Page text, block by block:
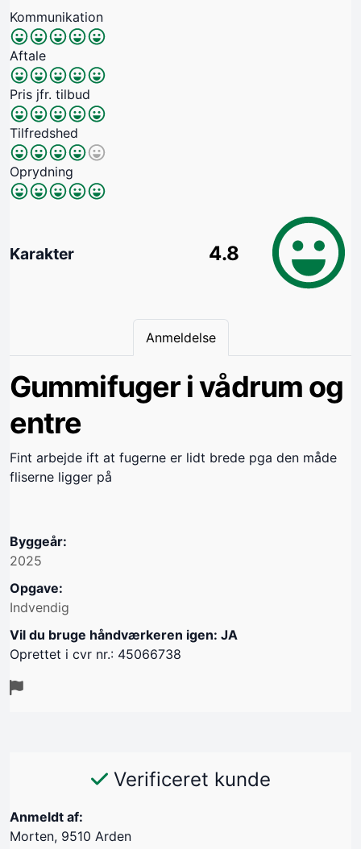
Kommunikation
Aftale
Pris jfr. tilbud
Tilfredshed
Oprydning
Karakter 4.8
Anmeldelse
Gummifuger i vådrum og
entre
Fint arbejde ift at fugerne er lidt brede pga den måde
fliserne ligger på
Byggeår:
2025
Opgave:
Indvendig
Vil du bruge håndværkeren igen: JA
Oprettet i cvr nr.: 45066738
Verificeret kunde
Anmeldt af:
Morten, 9510 Arden